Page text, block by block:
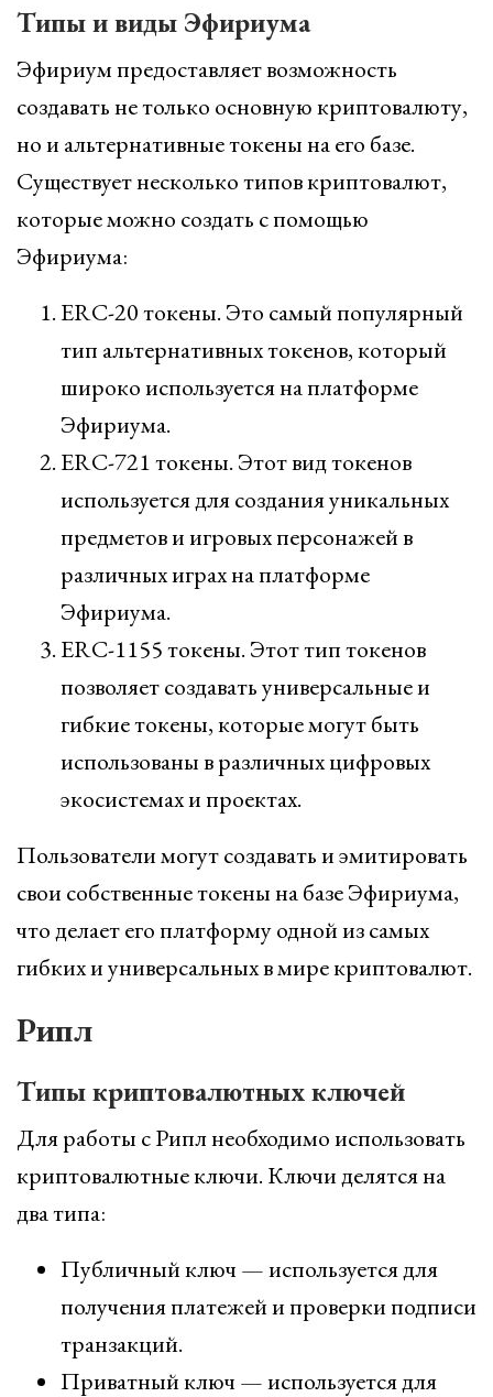
Типы и виды Эфириума
Эфириум предоставляет возможность
создавать не только основную криптовалюту,
но и альтернативные токены на его базе.
Существует несколько типов криптовалют,
которые можно создать с помощью
Эфириума:
ERC-20 токены. Это самый популярный
тип альтернативных токенов, который
широко используется на платформе
Эфириума.
ERC-721 токены. Этот вид токенов
используется для создания уникальных
предметов и игровых персонажей в
различных играх на платформе
Эфириума.
ERC-1155 токены. Этот тип токенов
позволяет создавать универсальные и
гибкие токены, которые могут быть
использованы в различных цифровых
экосистемах и проектах.
Пользователи могут создавать и эмитировать
свои собственные токены на базе Эфириума,
что делает его платформу одной из самых
гибких и универсальных в мире криптовалют.
Рипл
Типы криптовалютных ключей
Для работы с Рипл необходимо использовать
криптовалютные ключи. Ключи делятся на
два типа:
Публичный ключ — используется для
получения платежей и проверки подписи
транзакций.
Приватный ключ — используется для